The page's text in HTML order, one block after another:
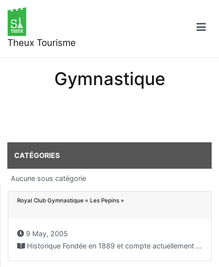
contenu
Theux Tourisme
Gymnastique
CATÉGORIES
Aucune sous catégorie
Royal Club Gymnastique « Les Pepins »
9 May, 2005
Historique Fondée en 1889 et compte actuellement plus ou...